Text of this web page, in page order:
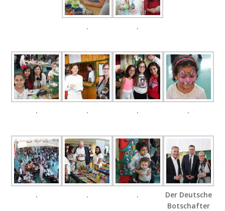
. .
. . . .
. . .
Der Deutsche
Botschafter